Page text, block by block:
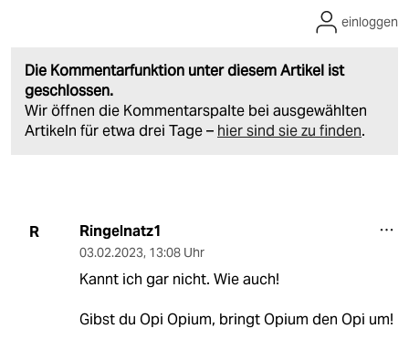
Die Kommentarfunktion unter diesem Artikel ist
geschlossen.
Wir öffnen die Kommentarspalte bei ausgewählten
Artikeln für etwa drei Tage – hier sind sie zu finden.
einloggen
R Ringelnatz1
03.02.2023, 13:08 Uhr
Kannt ich gar nicht. Wie auch!
Gibst du Opi Opium, bringt Opium den Opi um!